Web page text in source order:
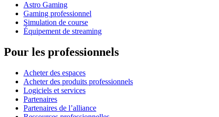
Astro Gaming
Gaming professionnel
Simulation de course
Équipement de streaming
Pour les professionnels
Acheter des espaces
Acheter des produits professionnels
Logiciels et services
Partenaires
Partenaires de l’alliance